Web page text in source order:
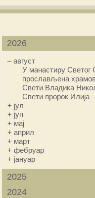
2026
–август
У манастиру Светог
прослављена
Свети Владика
Свети пророк Илија
+ јул
+ јун
+ мај
+април
+ март
+фебруар
+ јануар
2025
2024